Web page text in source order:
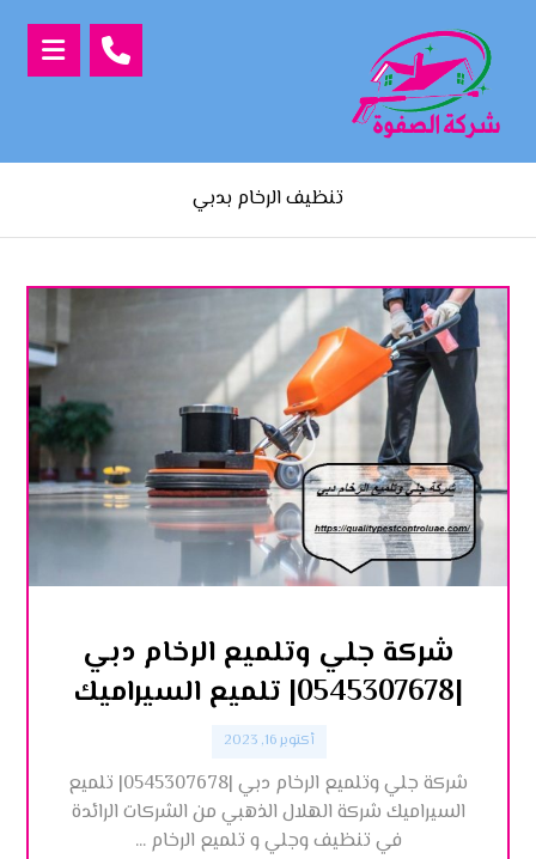
تنظيف الرخام بدبي
شركة جلي وتلميع الرخام دبي
|0545307678| تلميع السيراميك
أكتوبر 16, 2023
شركة جلي وتلميع الرخام دبي |0545307678| تلميع
السيراميك شركة الهلال الذهبي من الشركات الرائدة
في تنظيف وجلي و تلميع الرخام ...